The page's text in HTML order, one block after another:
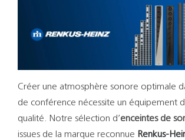
Créer une atmosphère sonore optimale
de conférence nécessite un équipement
qualité. Notre sélection d’enceintes de
issues de la marque reconnue Renkus-